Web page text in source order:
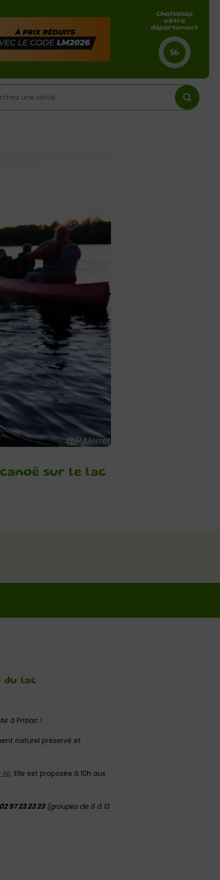
Choissisez
votre
département
56
sur le lac
du lac
à Priziac !
naturel préservé et
. Elle est proposée à 10h aux
97 23 23 23(groupes de 6 à 13